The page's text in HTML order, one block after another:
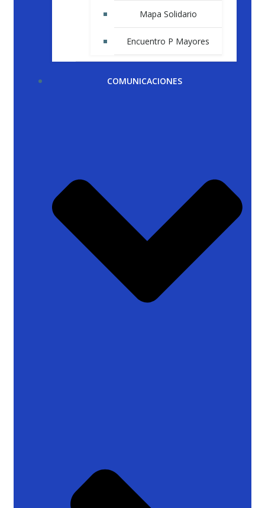
Mapa Solidario
Encuentro P Mayores
COMUNICACIONES